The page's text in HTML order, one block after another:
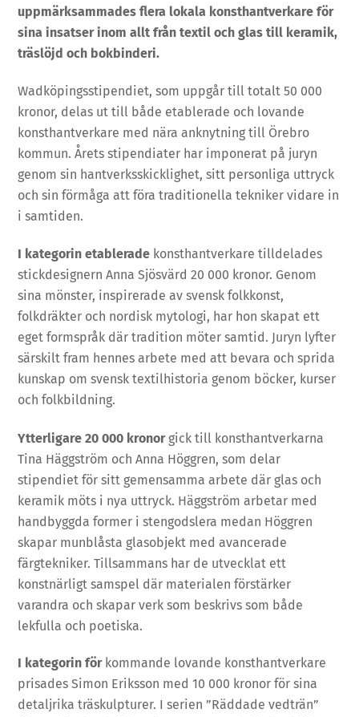
uppmärksammades flera lokala konsthantverkare för
sina insatser inom allt från textil och glas till keramik,
träslöjd och bokbinderi.
Wadköpingsstipendiet, som uppgår till totalt 50 000
kronor, delas ut till både etablerade och lovande
konsthantverkare med nära anknytning till Örebro
kommun. Årets stipendiater har imponerat på juryn
genom sin hantverksskicklighet, sitt personliga uttryck
och sin förmåga att föra traditionella tekniker vidare in
i samtiden.
I kategorin etablerade konsthantverkare tilldelades
stickdesignern Anna Sjösvärd 20 000 kronor. Genom
sina mönster, inspirerade av svensk folkkonst,
folkdräkter och nordisk mytologi, har hon skapat ett
eget formspråk där tradition möter samtid. Juryn lyfter
särskilt fram hennes arbete med att bevara och sprida
kunskap om svensk textilhistoria genom böcker, kurser
och folkbildning.
Ytterligare 20 000 kronorgick till konsthantverkarna
Tina Häggström och Anna Höggren, som delar
stipendiet för sitt gemensamma arbete där glas och
keramik möts i nya uttryck. Häggström arbetar med
handbyggda former i stengodslera medan Höggren
skapar munblåsta glasobjekt med avancerade
färgtekniker. Tillsammans har de utvecklat ett
konstnärligt samspel där materialen förstärker
varandra och skapar verk som beskrivs som både
lekfulla och poetiska.
I kategorin förkommande lovande konsthantverkare
prisades Simon Eriksson med 10 000 kronor för sina
detaljrika träskulpturer. I serien ”Räddade vedträn”